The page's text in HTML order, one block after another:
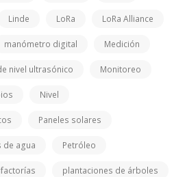
Linde LoRa LoRa Alliance
manómetro digital Medición
nivel ultrasónico Monitoreo
Nivel
Paneles solares
de agua Petróleo
plantaciones de árboles